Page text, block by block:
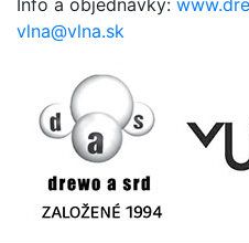
vlna@vlna.sk